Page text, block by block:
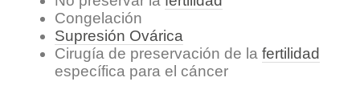
Congelación
Supresión Ovárica
Cirugía de preservación de la fertilidad
específica para el cáncer